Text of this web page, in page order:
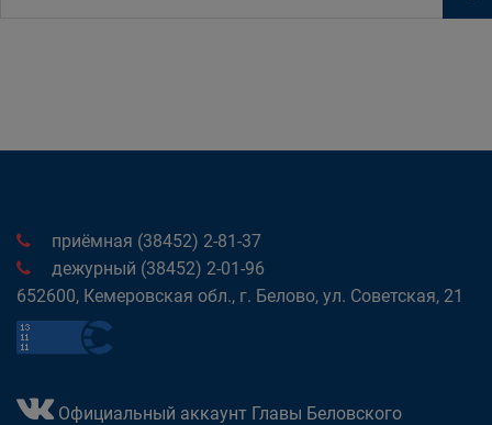
приёмная (38452) 2-81-37
дежурный (38452) 2-01-96
652600, Кемеровская обл., г. Белово, ул. Советская, 21
Официальный аккаунт Главы Беловского